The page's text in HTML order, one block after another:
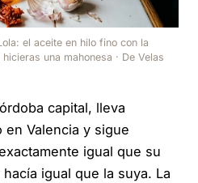
el aceite en hilo fino con la
una mahonesa · De Velas
capital, lleva
Valencia y sigue
igual que su
igual que la suya. La